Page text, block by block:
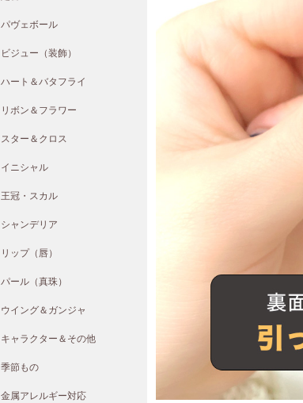
パヴェボール
ビジュー（装飾）
ハート＆バタフライ
リボン＆フラワー
スター＆クロス
イニシャル
王冠・スカル
シャンデリア
リップ（唇）
パール（真珠）
ウイング＆ガンジャ
キャラクター＆その他
季節もの
金属アレルギー対応